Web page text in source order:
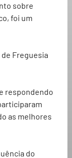
sobre
, foi um
de Freguesia
respondendo
as melhores
do